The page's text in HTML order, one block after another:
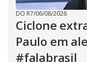
DO R7/06/08/2026
Ciclone
Paulo em
#falabrasil